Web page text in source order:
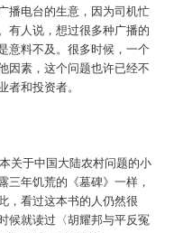
播电台的生意，因为司机忙
有人说，想过很多种广播的
意料不及。很多时候，一个
因素，这个问题也许已经不
和投资者。
关于中国大陆农村问题的小
三年饥荒的《墓碑》一样，
，看过这本书的人仍然很
候就读过〈胡耀邦与平反冤